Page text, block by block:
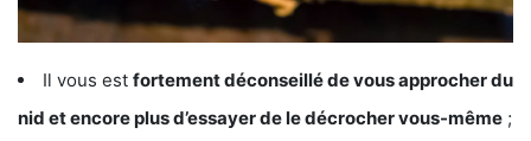
Il vous est fortement déconseillé de vous approcher du
nid et encore plus d’essayer de le décrocher vous-même ;